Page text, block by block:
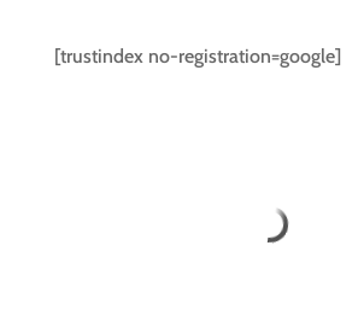
[trustindex no-registration=google]